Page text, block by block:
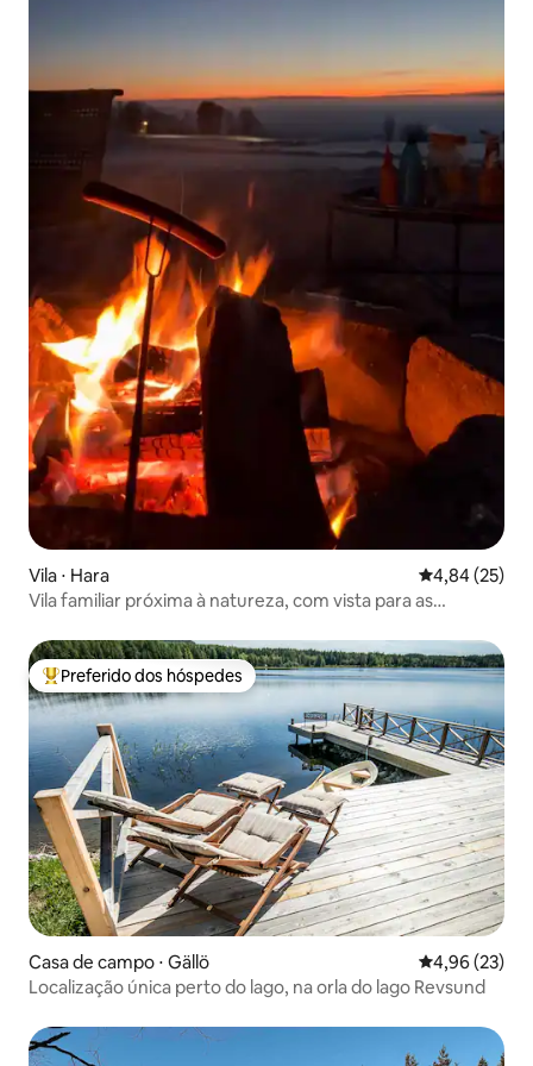
Vila ⋅ Hara 4,84 de uma
4,84 (25)
Vila familiar próxima à natureza, com vista para as
Entre os melhores preferidos dos hóspedes
Preferido dos hóspedes
Casa de campo ⋅ Gällö 4,96 de uma
4,96 (23)
Localização única perto do lago, na orla do lago Revsund